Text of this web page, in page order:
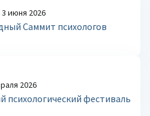
3 июня 2026
Саммит психологов
2026
психологический фестиваль